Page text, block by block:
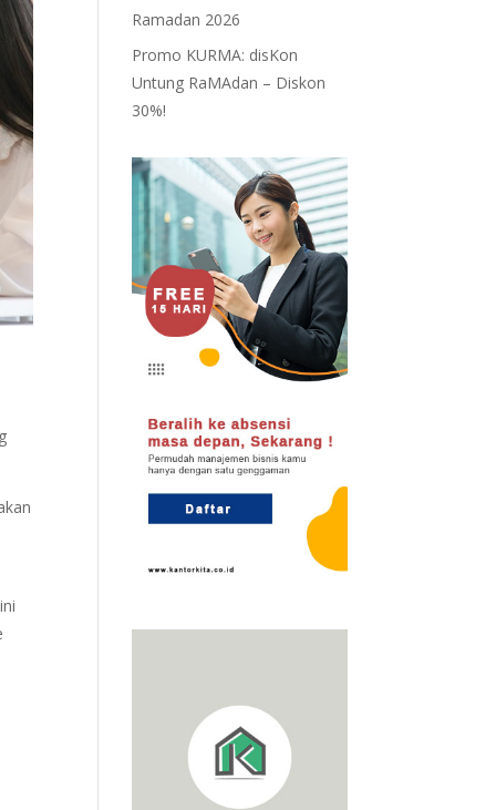
Ramadan 2026
Promo KURMA: disKon
Untung RaMAdan – Diskon
30%!